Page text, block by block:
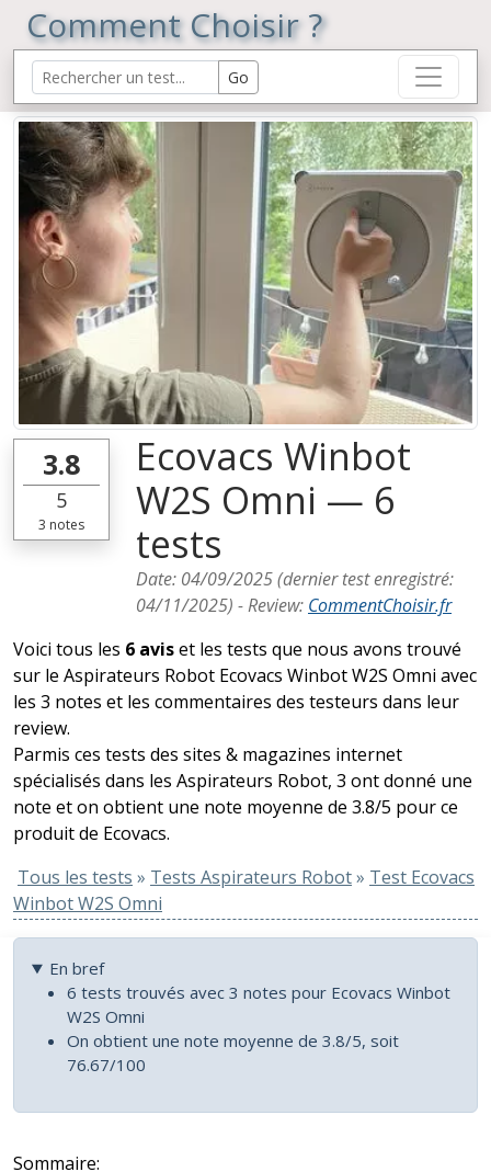
Comment Choisir ?
3.8
5
3 notes
Ecovacs Winbot
W2S Omni — 6
tests
Date: 04/09/2025(dernier test enregistré:
04/11/2025) -Review: CommentChoisir.fr
Voici tous les 6 aviset les tests que nous avons trouvé
sur le Aspirateurs Robot Ecovacs Winbot W2S Omni avec
les 3 notes et les commentaires des testeurs dans leur
review.
Parmis ces tests des sites & magazines internet
spécialisés dans les Aspirateurs Robot, 3 ont donné une
note et on obtient une note moyenne de 3.8/5 pour ce
produit de Ecovacs.
Tous les tests » Tests Aspirateurs Robot» Test Ecovacs
Winbot W2S Omni
En bref
6 tests trouvés avec 3 notes pour Ecovacs Winbot
W2S Omni
On obtient une note moyenne de 3.8/5, soit
76.67/100
Sommaire: